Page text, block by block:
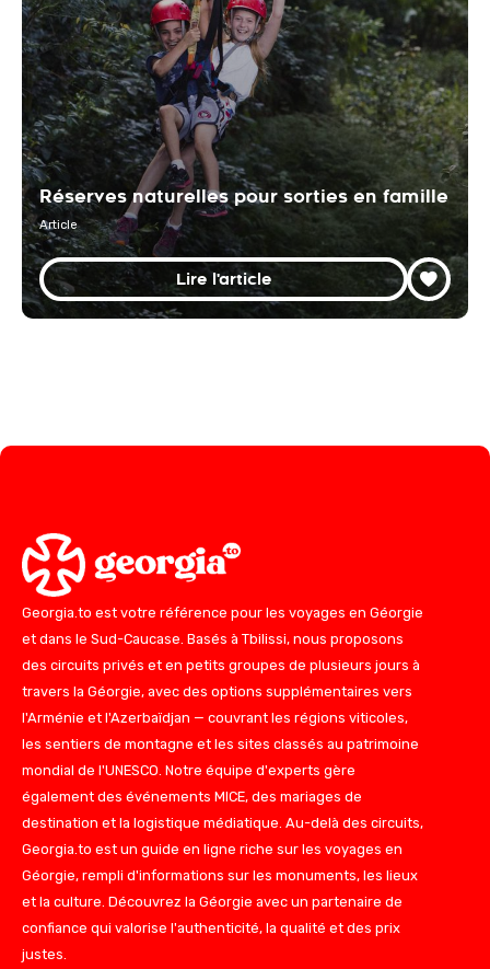
Réserves naturelles pour sorties en famille
Article
Lire l'article
Georgia.to est votre référence pour les voyages en Géorgie
et dans le Sud-Caucase. Basés à Tbilissi, nous proposons
des circuits privés et en petits groupes de plusieurs jours à
travers la Géorgie, avec des options supplémentaires vers
l'Arménie et l'Azerbaïdjan — couvrant les régions viticoles,
les sentiers de montagne et les sites classés au patrimoine
mondial de l'UNESCO. Notre équipe d'experts gère
également des événements MICE, des mariages de
destination et la logistique médiatique. Au-delà des circuits,
Georgia.to est un guide en ligne riche sur les voyages en
Géorgie, rempli d'informations sur les monuments, les lieux
et la culture. Découvrez la Géorgie avec un partenaire de
confiance qui valorise l'authenticité, la qualité et des prix
justes.